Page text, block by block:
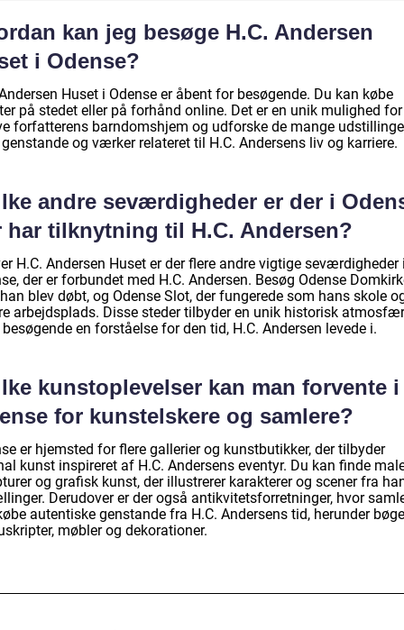
kan jeg besøge H.C. Andersen
i Odense?
Huset i Odense er åbent for besøgende. Du kan købe
på stedet eller på forhånd online. Det er en unik mulighed
forfatterens barndomshjem og udforske de mange
og værker relateret til H.C. Andersens liv og karriere.
andre seværdigheder er der i
har tilknytning til H.C. Andersen?
H.C. Andersen Huset er der flere andre vigtige seværdigheder
der er forbundet med H.C. Andersen. Besøg Odense
blev døbt, og Odense Slot, der fungerede som hans skole
arbejdsplads. Disse steder tilbyder en unik historisk
en forståelse for den tid, H.C. Andersen levede i.
kunstoplevelser kan man forvente i
for kunstelskere og samlere?
er hjemsted for flere gallerier og kunstbutikker, der tilbyder
kunst inspireret af H.C. Andersens eventyr. Du kan finde
og grafisk kunst, der illustrerer karakterer og scener fra
Derudover er der også antikvitetsforretninger, hvor
autentiske genstande fra H.C. Andersens tid, herunder
møbler og dekorationer.